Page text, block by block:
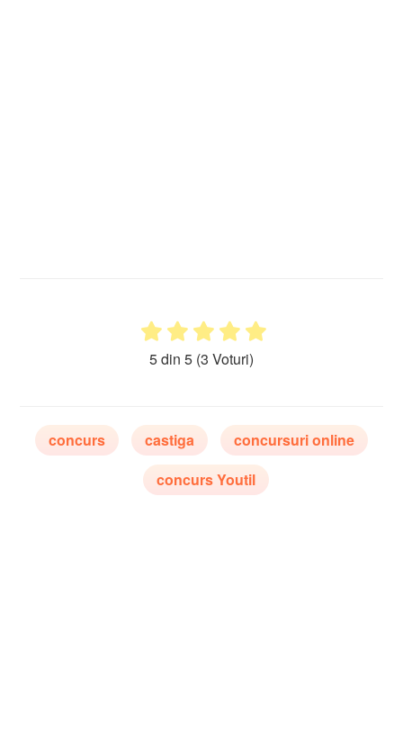
5 din 5(3 Voturi)
concurs castiga
concursuri online
concurs Youtil